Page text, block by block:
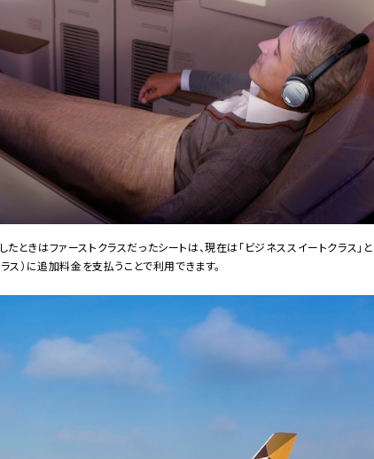
ときはファーストクラスだったシートは、現在は「ビジネススイートクラス」と
）に追加料金を支払うことで利用できます。